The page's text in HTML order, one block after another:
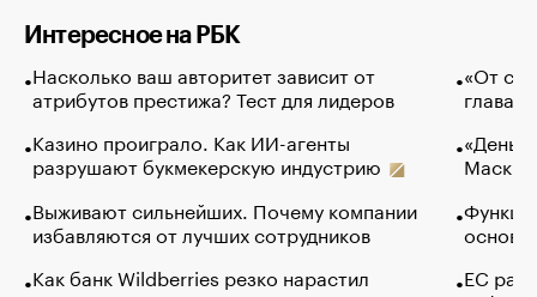
Интересное на РБК
Насколько ваш авторитет зависит от
атрибутов престижа? Тест для лидеров
Казино проиграло. Как ИИ-агенты
разрушают букмекерскую индустрию
Выживают сильнейших. Почему компании
избавляются от лучших сотрудников
Как банк Wildberries резко нарастил
«От
глава
Маск в
основ
ЕС